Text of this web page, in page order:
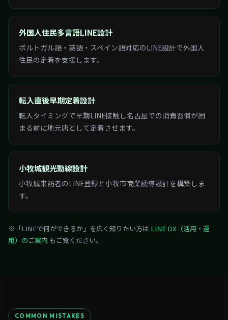
外国人住民多言語LINE設計
ポルトガル語・英語・スペイン語対応のLINE設計で外国人
住民の定着を支援します。
転入直後早期定着設計
転入タイミングで早期LINE接触し名古屋での消費習慣が固
まる前に地元店として定着させます。
小牧城観光動線設計
小牧城来訪者のLINE登録と小牧市商業誘導設計を構築しま
す。
※「LINEで何ができるか」を広く知りたい方は LINE DX（活用・運
用）のご案内 もご覧ください。
COMMON MISTAKES